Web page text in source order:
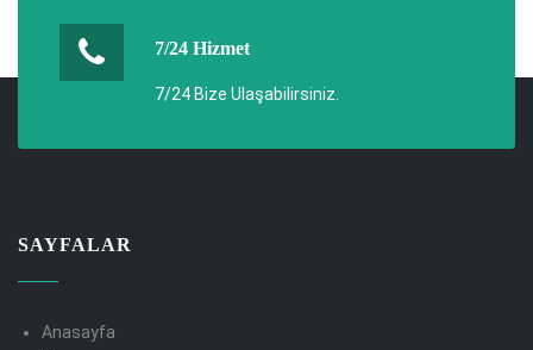
7/24 Hizmet
7/24 Bize Ulaşabilirsiniz.
SAYFALAR
Anasayfa